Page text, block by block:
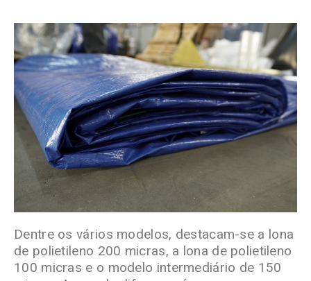
Dentre os vários modelos, destacam-se a lona
de polietileno 200 micras, a lona de polietileno
100 micras e o modelo intermediário de 150